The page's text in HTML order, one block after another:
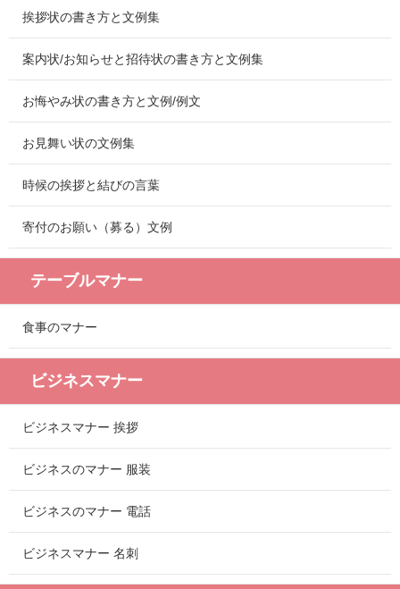
挨拶状の書き方と文例集
案内状/お知らせと招待状の書き方と文例集
お悔やみ状の書き方と文例/例文
お見舞い状の文例集
時候の挨拶と結びの言葉
寄付のお願い（募る）文例
テーブルマナー
食事のマナー
ビジネスマナー
ビジネスマナー 挨拶
ビジネスのマナー 服装
ビジネスのマナー 電話
ビジネスマナー 名刺